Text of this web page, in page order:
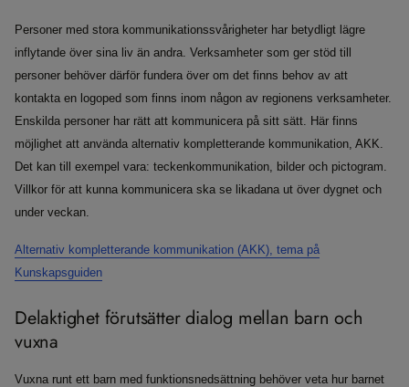
Personer med stora kommunikationssvårigheter har betydligt lägre
inflytande över sina liv än andra. Verksamheter som ger stöd till
personer behöver därför fundera över om det finns behov av att
kontakta en logoped som finns inom någon av regionens verksamheter.
Enskilda personer har rätt att kommunicera på sitt sätt. Här finns
möjlighet att använda alternativ kompletterande kommunikation, AKK.
Det kan till exempel vara: teckenkommunikation, bilder och pictogram.
Villkor för att kunna kommunicera ska se likadana ut över dygnet och
under veckan.
Alternativ kompletterande kommunikation (AKK), tema på
Kunskapsguiden
Delaktighet förutsätter dialog mellan barn och
vuxna
Vuxna runt ett barn med funktionsnedsättning behöver veta hur barnet